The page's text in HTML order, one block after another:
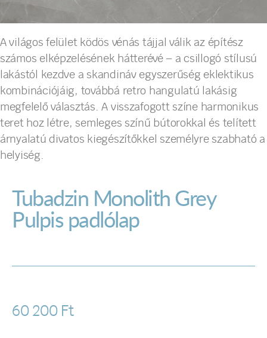
A világos felület ködös vénás tájjal válik az építész
számos elképzelésének hátterévé – a csillogó stílusú
lakástól kezdve a skandináv egyszerűség eklektikus
kombinációjáig, továbbá retro hangulatú lakásig
megfelelő választás. A visszafogott színe harmonikus
teret hoz létre, semleges színű bútorokkal és telített
árnyalatú divatos kiegészítőkkel személyre szabható a
helyiség.
Tubadzin Monolith Grey
Pulpis padlólap
60 200 Ft